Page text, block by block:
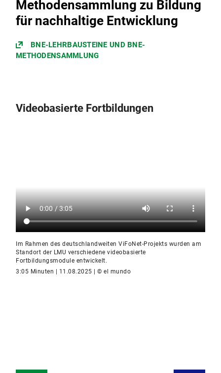
Methodensammlung zu Bildung
für nachhaltige Entwicklung
BNE-LEHRBAUSTEINE UND BNE-
METHODENSAMMLUNG
Videobasierte Fortbildungen
Im Rahmen des deutschlandweiten ViFoNet-Projekts wurden am
Standort der LMU verschiedene videobasierte
Fortbildungsmodule entwickelt.
3:05 Minuten | 11.08.2025 | © el mundo